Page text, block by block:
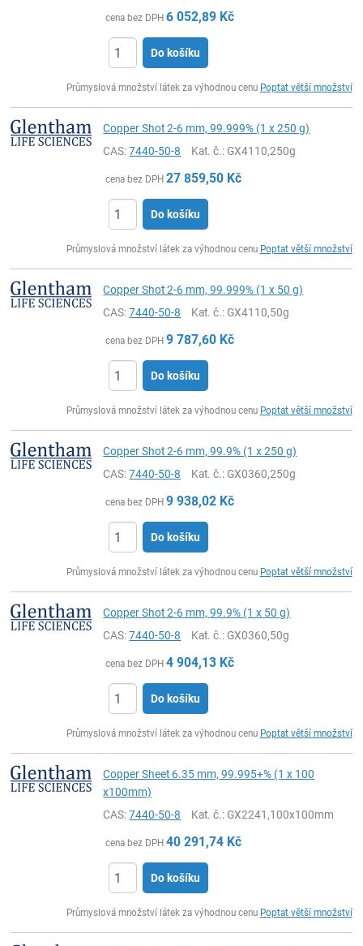
cena bez DPH 6 052,89 Kč
Do košíku
Průmyslová množství látek za výhodnou cenu Poptat větší množství
Copper Shot 2-6 mm, 99.999% (1 x 250 g)
CAS:7440-50-8 Kat. č.: GX4110,250g
cena bez DPH 27 859,50 Kč
Do košíku
Průmyslová množství látek za výhodnou cenu Poptat větší množství
Copper Shot 2-6 mm, 99.999% (1 x 50 g)
CAS:7440-50-8 Kat. č.: GX4110,50g
cena bez DPH 9 787,60 Kč
Do košíku
Průmyslová množství látek za výhodnou cenu Poptat větší množství
Copper Shot 2-6 mm, 99.9% (1 x 250 g)
CAS:7440-50-8 Kat. č.: GX0360,250g
cena bez DPH 9 938,02 Kč
Do košíku
Průmyslová množství látek za výhodnou cenu Poptat větší množství
Copper Shot 2-6 mm, 99.9% (1 x 50 g)
CAS:7440-50-8 Kat. č.: GX0360,50g
cena bez DPH 4 904,13 Kč
Do košíku
Průmyslová množství látek za výhodnou cenu Poptat větší množství
Copper Sheet 6.35 mm, 99.995+% (1 x 100
x100mm)
CAS:7440-50-8 Kat. č.: GX2241,100x100mm
cena bez DPH 40 291,74 Kč
Do košíku
Průmyslová množství látek za výhodnou cenu Poptat větší množství